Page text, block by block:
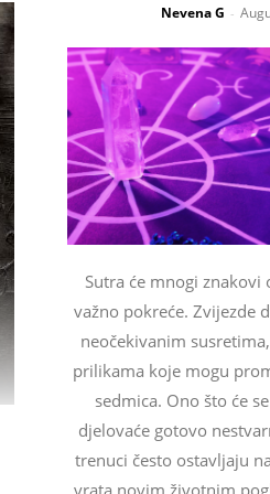
Nevena G -
Sutra će mnogi znakovi
važno pokreće. Zvijezde
neočekivanim
prilikama koje mogu
sedmica. Ono što će
djelovaće gotovo
trenuci često ostavljaju